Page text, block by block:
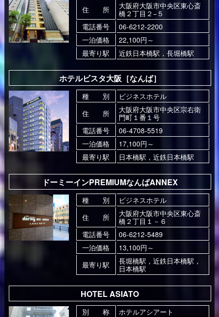
住 所
大阪府大阪市中央区東心斎
橋２丁目２−５
電話番号
06-6212-2200
一泊価格
22,100円～
最寄り駅
近鉄日本橋駅，長堀橋駅
ホテルビスタ大阪［なんば］
種 別
ビジネスホテル
住 所
大阪府大阪市中央区宗右衛
門町１番１号
電話番号
06-4708-5519
一泊価格
17,100円～
最寄り駅
日本橋駅，近鉄日本橋駅
ドーミーインPREMIUMなんばANNEX
種 別
ビジネスホテル
住 所
大阪府大阪市中央区東心斎
橋２丁目１－６
電話番号
06-6212-5489
一泊価格
13,100円～
最寄り駅
長堀橋駅，近鉄日本橋駅，
日本橋駅
HOTEL ASIATO
別 称
ホテルアシアート